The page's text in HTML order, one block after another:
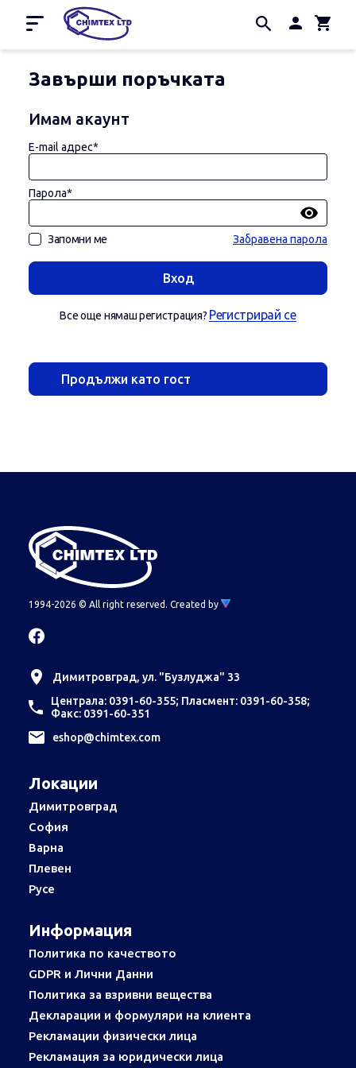
Начало
Завърши поръчката
Имам акаунт
E-mail адрес*
Парола*
Запомни ме Забравена парола
Вход
Все още нямаш регистрация? Регистрирай се
Продължи като гост
1994-2026 © All right reserved. Created by
Димитровград, ул. "Бузлуджа" 33
Централа: 0391-60-355; Пласмент: 0391-60-358;
Факс: 0391-60-351
еshop@chimtex.com
Локации
Димитровград
София
Варна
Плевен
Русе
Информация
Политика по качеството
GDPR и Лични Данни
Политика за взривни вещества
Декларации и формуляри на клиента
Рекламации физически лица
Рекламация за юридически лица